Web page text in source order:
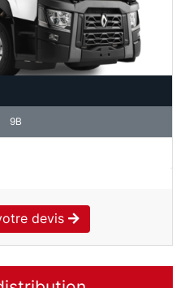
9B
devis